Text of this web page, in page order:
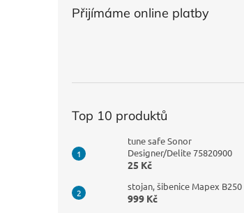
Přijímáme online platby
Top 10 produktů
tune safe Sonor
Designer/Delite 75820900
25 Kč
stojan, šibenice Mapex B250
999 Kč